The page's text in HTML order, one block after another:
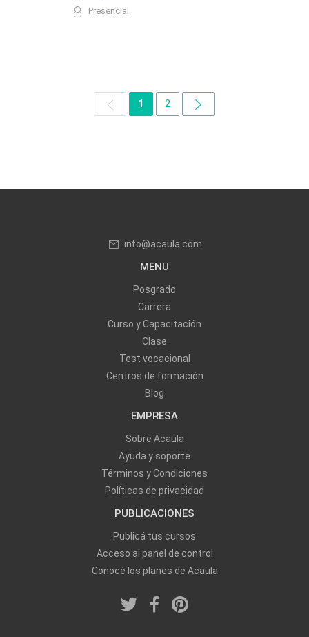
Presencial
1 2
info@acaula.com
MENU
Posgrado
Carrera
Curso y Capacitación
Clase
Test vocacional
Centros de formación
Blog
EMPRESA
Sobre Acaula
Ayuda y soporte
Términos y Condiciones
Políticas de privacidad
PUBLICACIONES
Publicá tus cursos
Acceso al panel de control
Conocé los planes de Acaula